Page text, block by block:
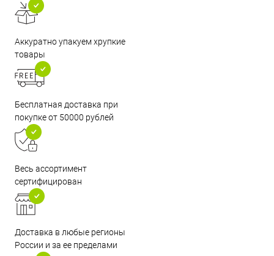
Аккуратно упакуем хрупкие
товары
Бесплатная доставка при
покупке от 50000 рублей
Весь ассортимент
сертифицирован
Доставка в любые регионы
России и за ее пределами